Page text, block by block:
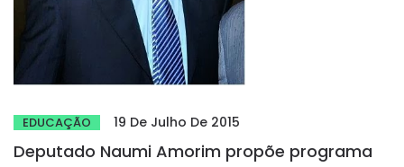
EDUCAÇÃO 19 De Julho De 2015
Deputado Naumi Amorim propõe programa